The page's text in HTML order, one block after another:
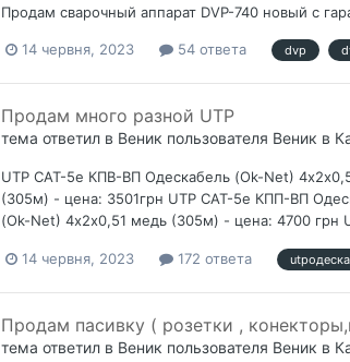
Продам сварочный аппарат DVP-740 новый с
14 червня, 2023 54 ответа dvp
Продам много разной UTP
тема ответил в Веник пользователя Веник в
UTP CAT-5е КПВ-ВП Одескабель (Ok-Net)
(305м) - цена: 3501грн UTP CAT-5е КПП-ВП
(Ok-Net) 4х2х0,51 медь (305м) - цена: 4700 грн
14 червня, 2023 172 ответа
Продам пасивку ( розетки ,
тема ответил в Веник пользователя Веник в